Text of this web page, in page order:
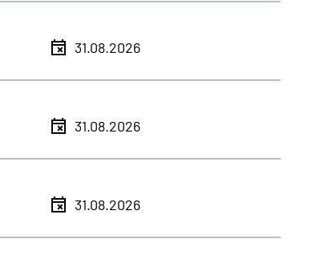
31.08.2026
31.08.2026
31.08.2026